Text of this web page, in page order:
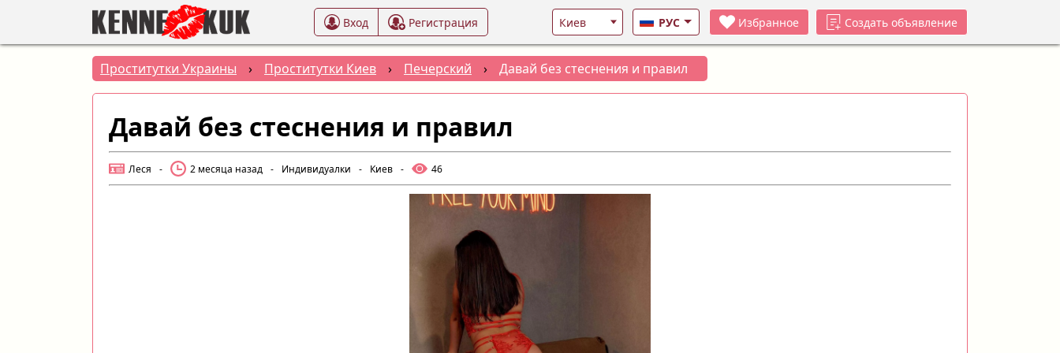
Вход Регистрация РУС Избранное Создать объявление
Проститутки Украины › Проститутки Киев › Печерский › Давай без стеснения и правил
Давай без стеснения и правил
Леся - 2 месяца назад - Индивидуалки - Киев - 46